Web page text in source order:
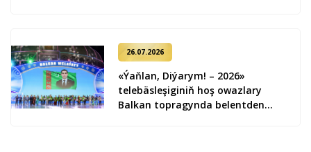
26.07.2026
«Ýaňlan, Diýarym! – 2026»
telebäsleşiginiň hoş owazlary
Balkan topragynda belentden